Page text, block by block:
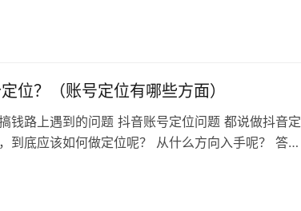
位？（账号定位有哪些方面）
钱路上遇到的问题 抖音账号定位问题 都说做抖音定
到底应该如何做定位呢？ 从什么方向入手呢？ 答案